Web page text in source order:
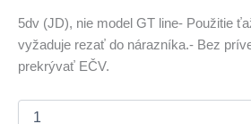
5dv (JD), nie model GT line- Použitie
vyžaduje rezať do nárazníka.- Bez
prekrývať EČV.